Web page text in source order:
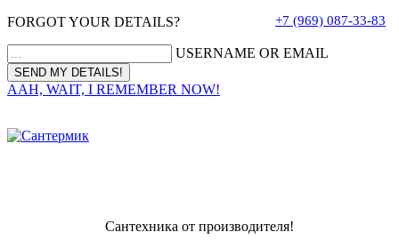
FORGOT YOUR DETAILS?
USERNAME OR EMAIL
AAH, WAIT, I REMEMBER NOW!
+7 (969) 087-33-83
Сантехника от производителя!